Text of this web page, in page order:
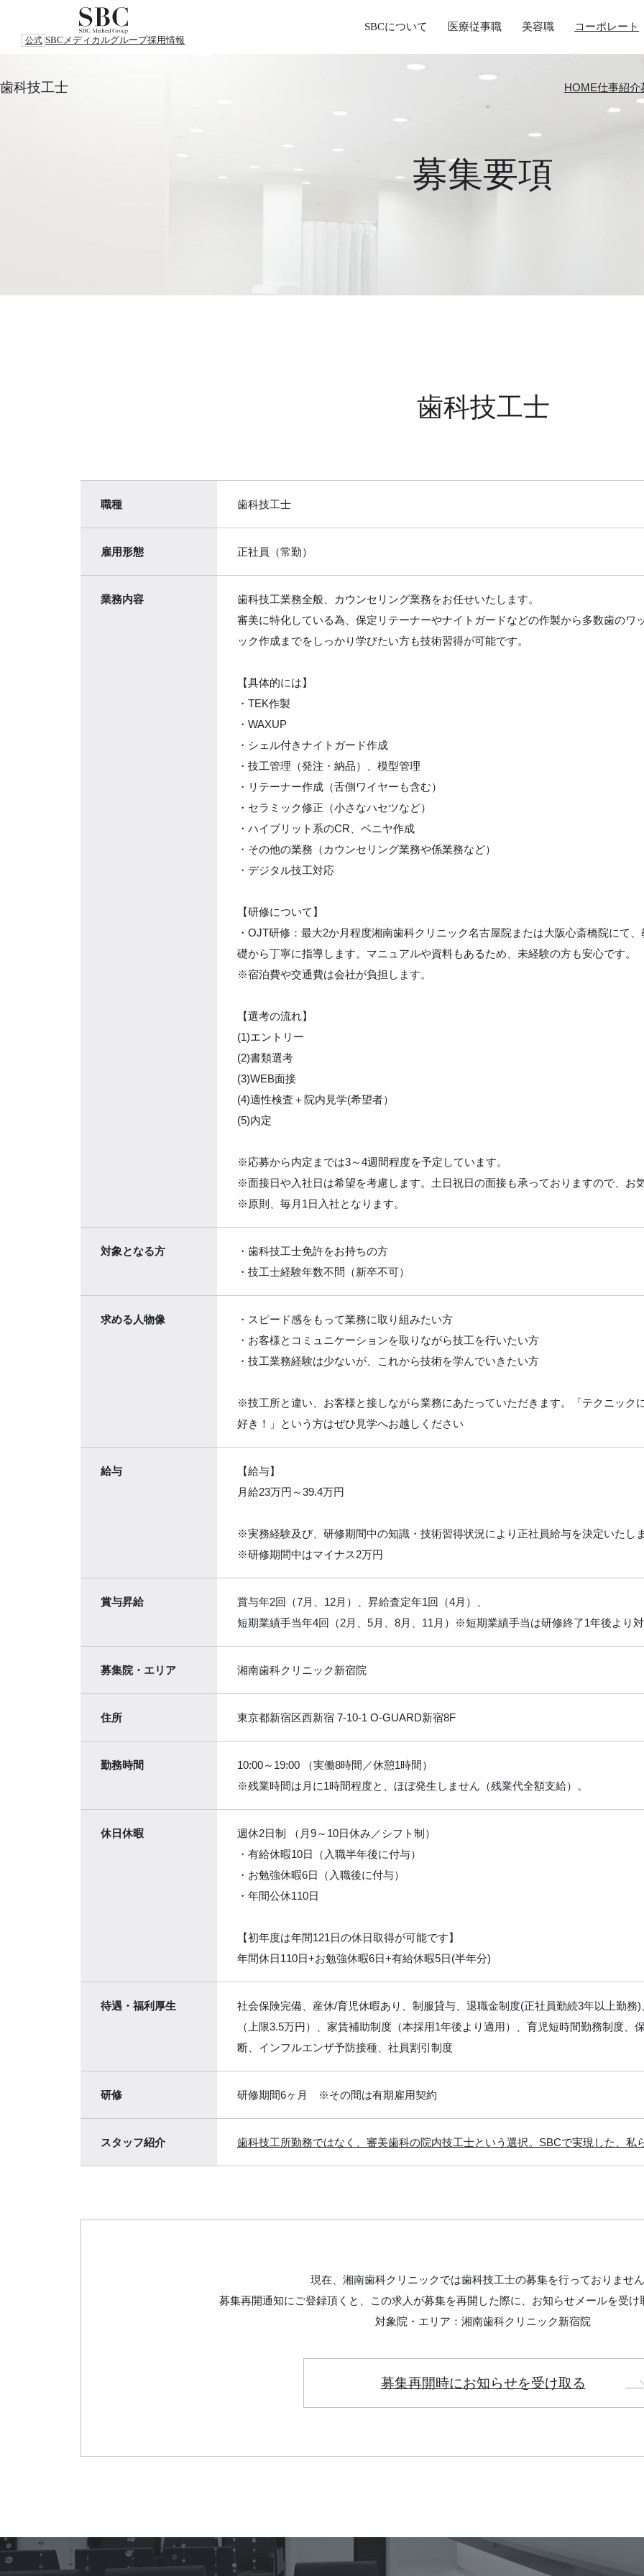
公式 SBCメディカルグループ採用情報
SBCについて 医療従事職 美容職 コーポレート
歯科技工士 HOME仕事紹介
募集要項
歯科技工士
職種 歯科技工士
雇用形態 正社員（常勤）
業務内容
歯科技工業務全般、カウンセリング業務をお任せいたします。
審美に特化している為、保定リテーナーやナイトガードなどの作製から多数歯のワ
ック作成までをしっかり学びたい方も技術習得が可能です。
【具体的には】
・TEK作製
・WAXUP
・シェル付きナイトガード作成
・技工管理（発注・納品）、模型管理
・リテーナー作成（舌側ワイヤーも含む）
・セラミック修正（小さなハセツなど）
・ハイブリット系のCR、ベニヤ作成
・その他の業務（カウンセリング業務や係業務など）
・デジタル技工対応
【研修について】
・OJT研修：最大2か月程度湘南歯科クリニック名古屋院または大阪心斎橋院にて
礎から丁寧に指導します。マニュアルや資料もあるため、未経験の方も安心です。
※宿泊費や交通費は会社が負担します。
【選考の流れ】
(1)エントリー
(2)書類選考
(3)WEB面接
(4)適性検査＋院内見学(希望者）
(5)内定
※応募から内定までは3～4週間程度を予定しています。
※面接日や入社日は希望を考慮します。土日祝日の面接も承っておりますので、お
※原則、毎月1日入社となります。
対象となる方
・歯科技工士免許をお持ちの方
・技工士経験年数不問（新卒不可）
求める 人物像
・スピード感をもって業務に取り組みたい方
・お客様とコミュニケーションを取りながら技工を行いたい方
・技工業務経験は少ないが、これから技術を学んでいきたい方
※技工所と違い、お客様と接しながら業務にあたっていただきます。「テクニック
好き！」という方はぜひ見学へお越しください
給与
【給与】
月給23万円～39.4万円
※実務経験及び、研修期間中の知識・技術習得状況により正社員給与を決定いたし
※研修期間中はマイナス2万円
賞与昇給
賞与年2回（7月、12月）、昇給査定年1回（4月）、
短期業績手当年4回（2月、5月、8月、11月）※短期業績手当は研修終了1年後より
募集院・エリア 湘南歯科クリニック新宿院
住所 東京都新宿区西新宿 7-10-1 O-GUARD新宿8F
勤務時間
10:00～19:00 （実働8時間／休憩1時間）
※残業時間は月に1時間程度と、ほぼ発生しません（残業代全額支給）。
休日休暇
週休2日制 （月9～10日休み／シフト制）
・有給休暇10日（入職半年後に付与）
・お勉強休暇6日（入職後に付与）
・年間公休110日
【初年度は年間121日の休日取得が可能です】
年間休日110日+お勉強休暇6日+有給休暇5日(半年分)
待遇・ 福利厚生
社会保険完備、産休/育児休暇あり、制服貸与、退職金制度(正社員勤続3年以上勤務
（上限3.5万円）、家賃補助制度（本採用1年後より適用）、育児短時間勤務制度、
断、インフルエンザ予防接種、社員割引制度
研修 研修期間6ヶ月 ※その間は有期雇用契約
スタッフ紹介 歯科技工所勤務ではなく、審美歯科の院内技工士という選択。SBCで実現した、私
現在、湘南歯科クリニックでは歯科技工士の募集を行っておりませ
募集再開通知にご登録頂くと、この求人が募集を再開した際に、お知らせメールを受け
対象院・エリア：湘南歯科クリニック新宿院
募集再開時にお知らせを受け取る